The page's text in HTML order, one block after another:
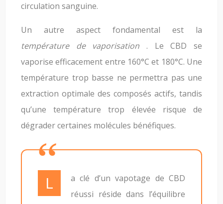
circulation sanguine.
Un autre aspect fondamental est la
température de vaporisation . Le CBD se
vaporise efficacement entre 160°C et 180°C. Une
température trop basse ne permettra pas une
extraction optimale des composés actifs, tandis
qu’une température trop élevée risque de
dégrader certaines molécules bénéfiques.
La clé d’un vapotage de CBD
réussi réside dans l’équilibre